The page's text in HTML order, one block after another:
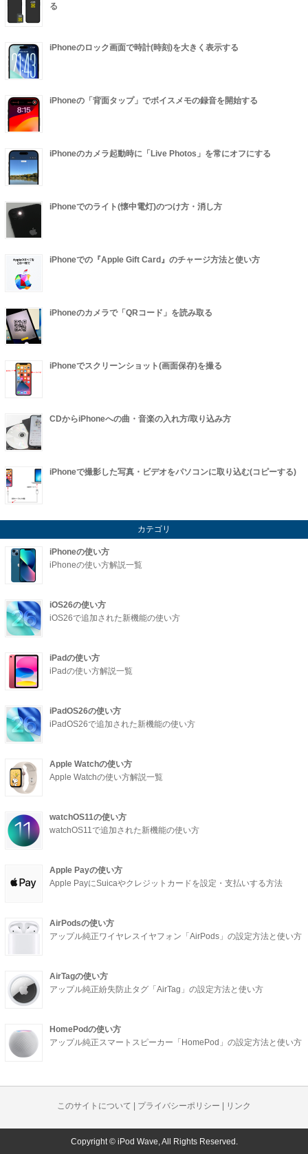
る
iPhoneのロック画面で時計(時刻)を大きく表示する
iPhoneの「背面タップ」でボイスメモの録音を開始する
iPhoneのカメラ起動時に「Live Photos」を常にオフにする
iPhoneでのライト(懐中電灯)のつけ方・消し方
iPhoneでの『Apple Gift Card』のチャージ方法と使い方
iPhoneのカメラで「QRコード」を読み取る
iPhoneでスクリーンショット(画面保存)を撮る
CDからiPhoneへの曲・音楽の入れ方/取り込み方
iPhoneで撮影した写真・ビデオをパソコンに取り込む(コピーする)
カテゴリ
iPhoneの使い方
iPhoneの使い方解説一覧
iOS26の使い方
iOS26で追加された新機能の使い方
iPadの使い方
iPadの使い方解説一覧
iPadOS26の使い方
iPadOS26で追加された新機能の使い方
Apple Watchの使い方
Apple Watchの使い方解説一覧
watchOS11の使い方
watchOS11で追加された新機能の使い方
Apple Payの使い方
Apple PayにSuicaやクレジットカードを設定・支払いする方法
AirPodsの使い方
アップル純正ワイヤレスイヤフォン「AirPods」の設定方法と使い方
AirTagの使い方
アップル純正紛失防止タグ「AirTag」の設定方法と使い方
HomePodの使い方
アップル純正スマートスピーカー「HomePod」の設定方法と使い方
このサイトについて | プライバシーポリシー | リンク
Copyright © iPod Wave, All Rights Reserved.